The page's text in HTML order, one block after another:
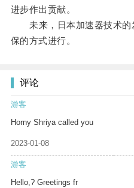
进步作出贡献。
未来，日本加速器技术的
保的方式进行。
评论
游客
Horny Shriya called you
2023-01-08
游客
Hello,? Greetings fr